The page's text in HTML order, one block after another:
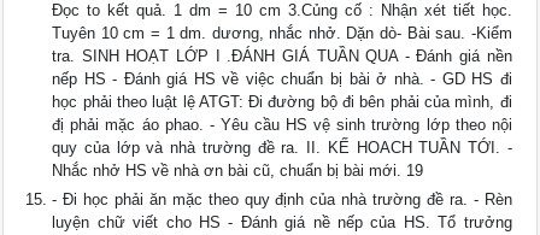
Đọc to kết quả. 1 dm = 10 cm 3.Củng cố : Nhận xét tiết học.
Tuyên 10 cm = 1 dm. dương, nhắc nhở. Dặn dò- Bài sau. -Kiểm
tra. SINH HOẠT LỚP I .ĐÁNH GIÁ TUẦN QUA - Đánh giá nền
nếp HS - Đánh giá HS về việc chuẩn bị bài ở nhà. - GD HS đi
học phải theo luật lệ ATGT: Đi đường bộ đi bên phải của mình, đi
đị phải mặc áo phao. - Yêu cầu HS vệ sinh trường lớp theo nội
quy của lớp và nhà trường đề ra. II. KẾ HOACH TUẦN TỚI. -
Nhắc nhở HS về nhà ơn bài cũ, chuẩn bị bài mới. 19
- Đi học phải ăn mặc theo quy định của nhà trường đề ra. - Rèn
luyện chữ viết cho HS - Đánh giá nề nếp của HS. Tổ trưởng